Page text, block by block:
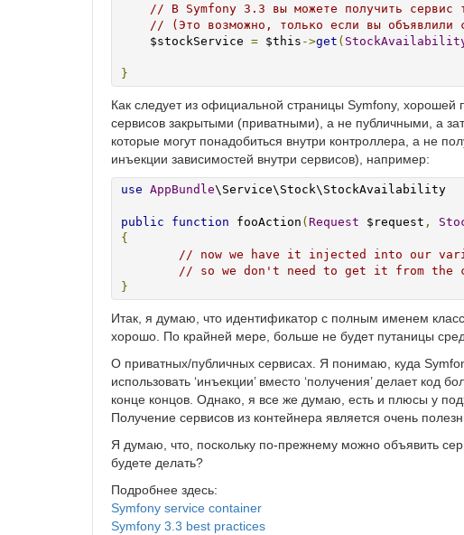
// В Symfony 3.3 вы можете получить сервис
// (Это возможно, только если вы объявлили
    $stockService
= $this ->get (
}
Как следует из официальной страницы Symfony, хорошей
сервисов закрытыми (приватными), а не публичными, а
которые могут понадобиться внутри контроллера, а не
инъекции зависимостей внутри сервисов), например:
use AppBundle\Service\Stock\StockAvailability
public function fooAction ( Request $request ,
{
// now we have it injected into our
// so we don't need to get it from the
}
Итак, я думаю, что идентификатор с полным именем
хорошо. По крайней мере, больше не будет путаницы
О приватных/публичных сервисах. Я понимаю, куда
использовать ‘инъекции’ вместо ‘получения’ делает
конце концов. Однако, я все же думаю, есть и плюсы у
Получение сервисов из контейнера является очень
Я думаю, что, поскольку по-прежнему можно объявить
будете делать?
Подробнее здесь:
Symfony service container
Symfony 3.3 best practices